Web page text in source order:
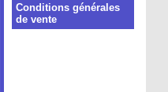
Conditions générales
de vente